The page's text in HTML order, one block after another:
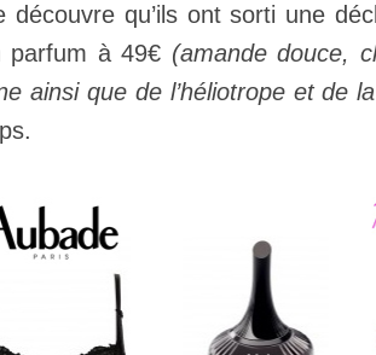
découvre qu’ils ont sorti une
parfum à 49€ (amande douce,
ainsi que de l’héliotrope et de